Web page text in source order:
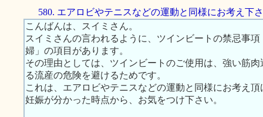
580. エアロビやテニスなどの運動と同様にお考え下
こんばんは、スイミさん。
スイミさんの言われるように、ツインビートの禁忌事
婦」の項目があります。
その理由としては、ツインビートのご使用は、強い筋
る流産の危険を避けるためです。
これは、エアロビやテニスなどの運動と同様にお考え
妊娠が分かった時点から、お気をつけ下さい。